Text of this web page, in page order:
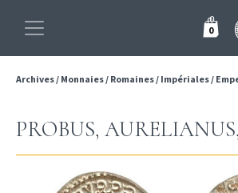
0
Archives/ Monnaies/ Romaines/ Impériales/
PROBUS,